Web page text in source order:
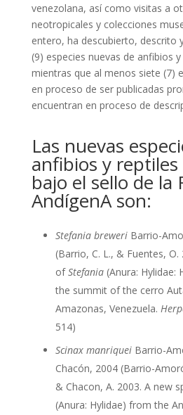
venezolana, así como visitas a
neotropicales y colecciones
entero, ha descubierto, descrito
(9) especies nuevas de anfibios
mientras que al menos siete (7)
en proceso de ser publicadas
encuentran en proceso de
Las nuevas
anfibios y reptiles
bajo el sello de la
AndígenA son:
Stefania breweriBarrio-
(Barrio, C. L., & Fuentes,
ofStefania (Anura: Hylidae:
the summit of the cerro
Amazonas, Venezuela.
514)
Scinax manriqueiBarrio-
Chacón, 2004 (Barrio-
& Chacon, A. 2003. A new
(Anura: Hylidae) from the